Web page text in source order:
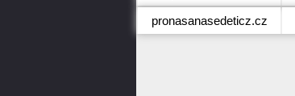
pronasanasedeticz.cz